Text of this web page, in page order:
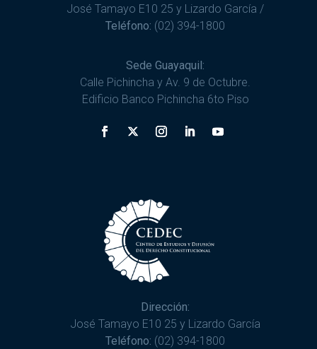
José Tamayo E10 25 y Lizardo García /
Teléfono: (02) 394-1800
Sede Guayaquil:
Calle Pichincha y Av. 9 de Octubre.
Edificio Banco Pichincha 6to Piso
Dirección:
José Tamayo E10 25 y Lizardo García
Teléfono: (02) 394-1800